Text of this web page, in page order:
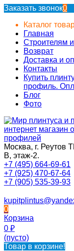
Заказать звонок0
Каталог
Главная
Строителям
Возврат
Доставка и
Контакты
Купить
профиль.
Блог
Фото
Москва, г. Реутов
В, этаж-2.
+7 (495) 664-69-61
+7 (925) 470-67-64
+7 (905) 535-39-93
0
Корзина
0 ₽
(пусто)
Товар в корзине!